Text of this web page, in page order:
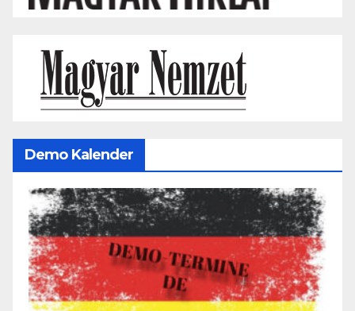
Demo Kalender